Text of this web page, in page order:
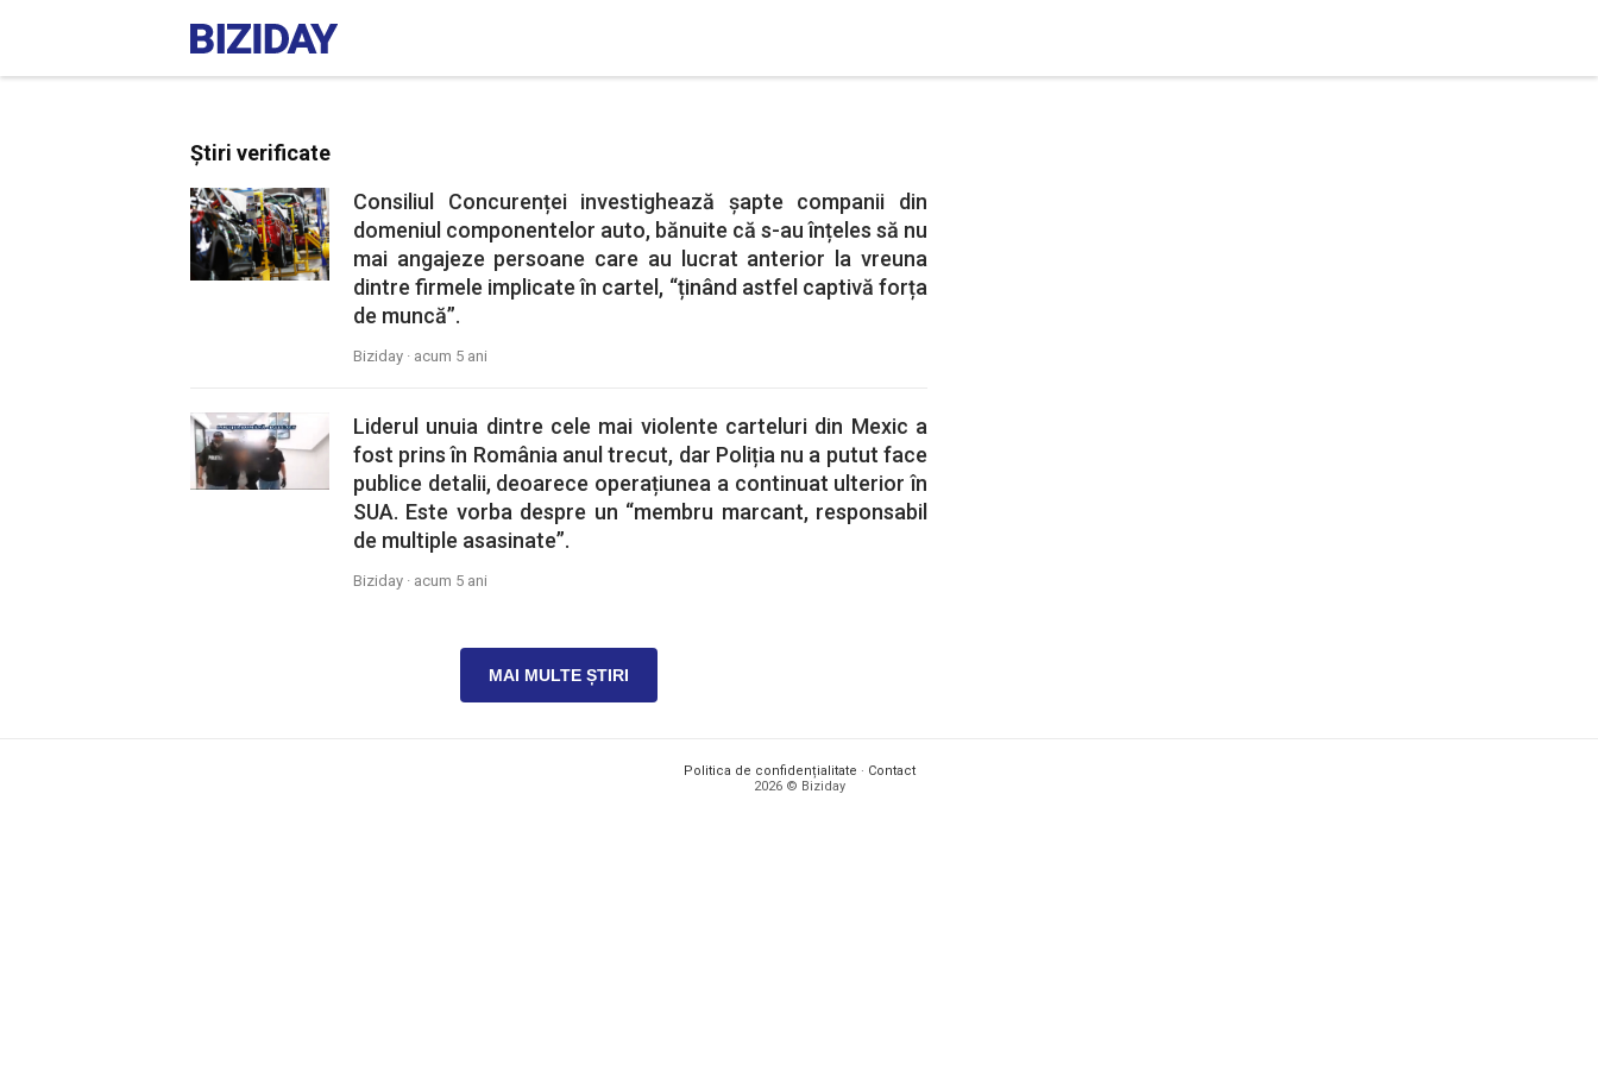
Știri verificate
Consiliul Concurenței investighează șapte companii din
domeniul componentelor auto, bănuite că s-au înțeles să nu
mai angajeze persoane care au lucrat anterior la vreuna
dintre firmele implicate în cartel, “ținând astfel captivă forța
de muncă”.
Biziday · acum 5 ani
Liderul unuia dintre cele mai violente carteluri din Mexic a
fost prins în România anul trecut, dar Poliția nu a putut face
publice detalii, deoarece operațiunea a continuat ulterior în
SUA. Este vorba despre un “membru marcant, responsabil
de multiple asasinate”.
Biziday · acum 5 ani
MAI MULTE ȘTIRI
Politica de confidențialitate · Contact
2026 © Biziday